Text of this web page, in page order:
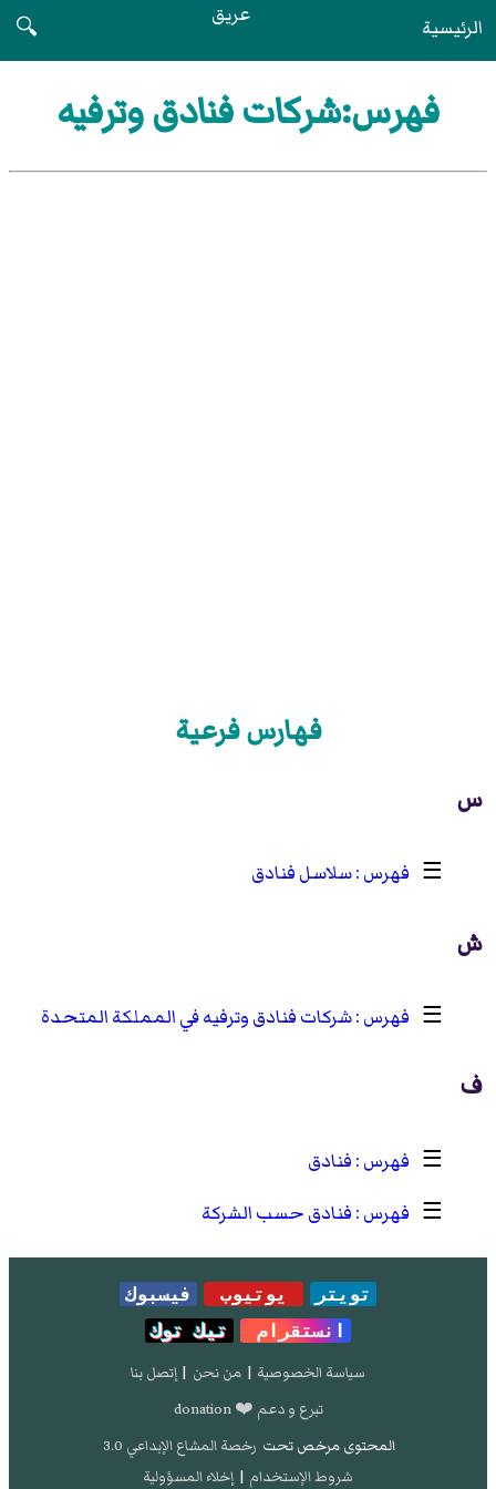
الرئيسية عريق
🔍
فهرس:شركات فنادق وترفيه
فهارس فرعية
س
☰ سلاسل فنادق
ش
☰ شركات فنادق وترفيه في المملكة المتحدة
ف
☰
فنادق
☰
فنادق حسب الشركة
تويتر يوتيوب
فيسبوك
انستقرام
تيك توك
سياسة الخصوصية | من نحن | إتصل بنا
تبرع و دعم ❤️ donation
المحتوى مرخص تحت رخصة المشاع الإبداعي 3.0
شروط الإستخدام | إخلاء المسؤولية